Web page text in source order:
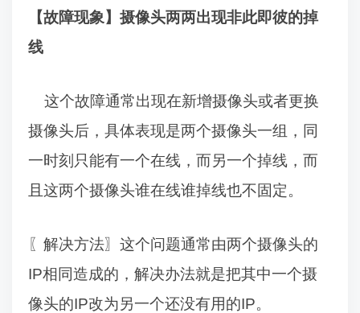
【故障现象】摄像头两两出现非此即彼的掉
线
这个故障通常出现在新增摄像头或者更换
摄像头后，具体表现是两个摄像头一组，同
一时刻只能有一个在线，而另一个掉线，而
且这两个摄像头谁在线谁掉线也不固定。
〖 解决方法〗这个问题通常由两个摄像头的
IP相同造成的，解决办法就是把其中一个摄
像头的IP改为另一个还没有用的IP。